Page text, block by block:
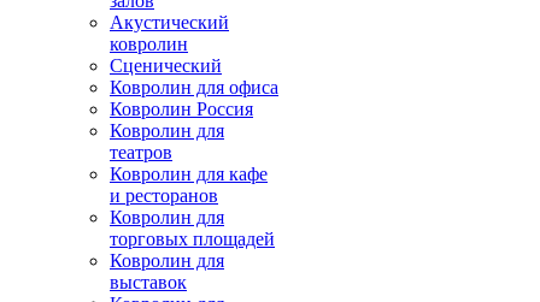
Акустический
ковролин
Сценический
Ковролин для офиса
Ковролин Россия
Ковролин для
театров
Ковролин для кафе
и ресторанов
Ковролин для
торговых площадей
Ковролин для
выставок